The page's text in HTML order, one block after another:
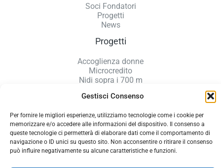
Gestisci Consenso
Per fornire le migliori esperienze, utilizziamo tecnologie come i cookie per
memorizzare e/o accedere alle informazioni del dispositivo. Il consenso a
queste tecnologie ci permetterà di elaborare dati come il comportamento di
navigazione o ID unici su questo sito. Non acconsentire o ritirare il consenso
può influire negativamente su alcune caratteristiche e funzioni.
Soci Fondatori
Progetti
News
Progetti
Accoglienza donne
Microcredito
Nidi sopra i 700 m
Policy e Privacy
Privacy Policy
Cookie Policy